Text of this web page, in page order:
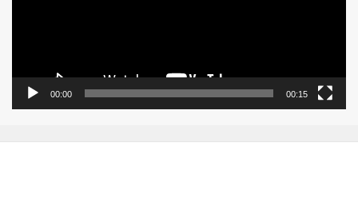
00:00 00:15